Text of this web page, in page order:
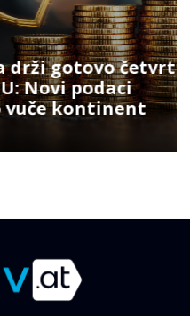
četvrtinu